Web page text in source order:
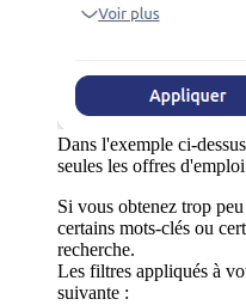
Dans l'exemple ci-
seules les offres
Si vous obtenez trop
certains mots-clés ou
recherche.
Les filtres appliqués à
suivante :